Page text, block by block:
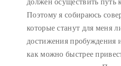
Поэтому я собираюсь
которые станут для меня
достижения пробуждения
как можно быстрее